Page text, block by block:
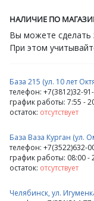
НАЛИЧИЕ ПО
Вы можете сделать
При этом
База 215 (ул. 10 лет
телефон: +7(3812)32-
график работы: 7:55 -
остаток: отсутствует
База Ваза Курган (ул.
телефон: +7(3522)632-
график работы: 08:00 -
остаток: отсутствует
Челябинск, ул.